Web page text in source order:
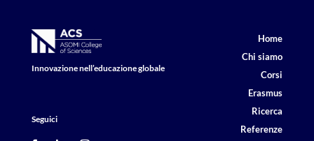
Innovazione nell’educazione globale
Seguici
Home
Chi siamo
Corsi
Erasmus
Ricerca
Referenze